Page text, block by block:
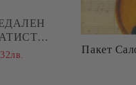
-
Пакет